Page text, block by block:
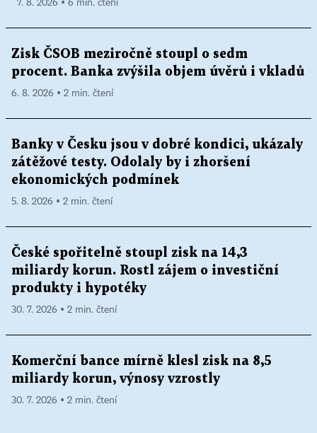
7. 8. 2026 ▪ 6 min. čtení
Zisk ČSOB meziročně stoupl o sedm
procent. Banka zvýšila objem úvěrů i vkladů
6. 8. 2026 ▪ 2 min. čtení
Banky v Česku jsou v dobré kondici, ukázaly
zátěžové testy. Odolaly by i zhoršení
ekonomických podmínek
5. 8. 2026 ▪ 2 min. čtení
České spořitelně stoupl zisk na 14,3
miliardy korun. Rostl zájem o investiční
produkty i hypotéky
30. 7. 2026 ▪ 2 min. čtení
Komerční bance mírně klesl zisk na 8,5
miliardy korun, výnosy vzrostly
30. 7. 2026 ▪ 2 min. čtení